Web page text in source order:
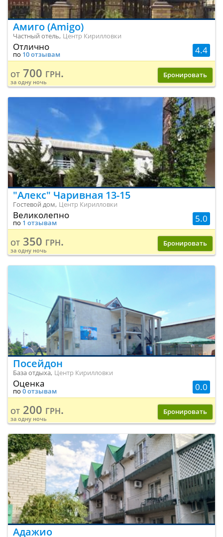
Амиго (Amigo)
Частный отель, Центр Кирилловки
4.4
Отлично
по 10 отзывам
от 700 грн.
за одну ночь
Бронировать
"Алекс" Чаривная 13-15
Гостевой дом, Центр Кирилловки
5.0
Великолепно
по 1 отзывам
от 350 грн.
за одну ночь
Бронировать
Посейдон
База отдыха, Центр Кирилловки
0.0
Оценка
по 0 отзывам
от 200 грн.
за одну ночь
Бронировать
Адажио